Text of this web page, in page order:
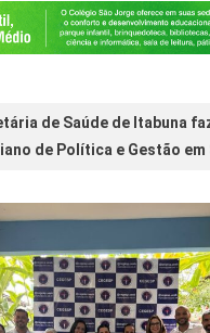
de Saúde de Itabuna
de Política e Gestão em